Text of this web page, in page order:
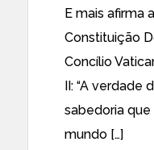
E mais afirma
Constituição
Concílio
II: “A verdade
sabedoria
mundo […]